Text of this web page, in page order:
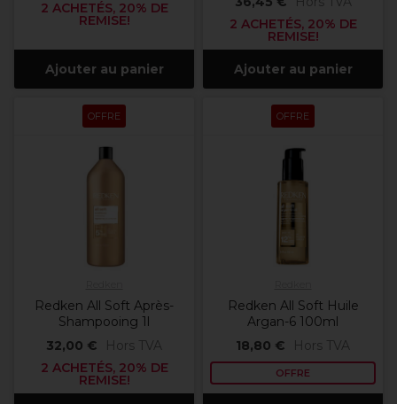
2 ACHETÉS, 20% DE
REMISE!
Ajouter au panier
2 ACHETÉS, 20% DE
REMISE!
Ajouter au panier
OFFRE
Redken All Soft Après-
Shampooing 1l
32,00 €
Hors TVA
2 ACHETÉS, 20% DE
REMISE!
OFFRE
Redken All Soft Huile
Argan-6 100ml
18,80 €
Hors TVA
OFFRE